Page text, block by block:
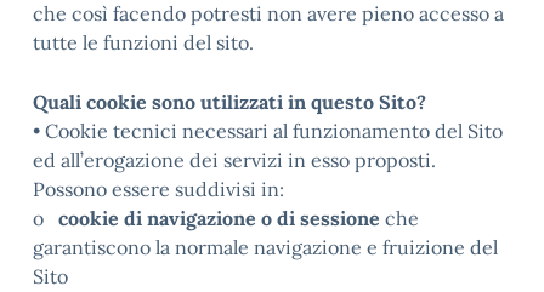
che così facendo potresti non avere pieno accesso a
tutte le funzioni del sito.
Quali cookie sono utilizzati in questo Sito?
• Cookie tecnici necessari al funzionamento del Sito
ed all’erogazione dei servizi in esso proposti.
Possono essere suddivisi in:
o cookie di navigazione o di sessione che
garantiscono la normale navigazione e fruizione del
Sito